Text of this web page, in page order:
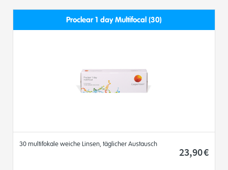
Proclear 1 day Multifocal (30)
30 multifokale weiche Linsen, täglicher Austausch
23,90€